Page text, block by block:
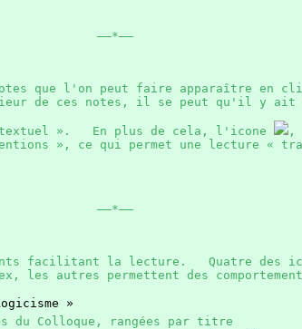
——*——
que l'on peut faire apparaître en
de ces notes, il se peut qu'il y ait
». En plus de cela, l'icone
,
», ce qui permet une lecture «
——*——
facilitant la lecture. Quatre des
les autres permettent des
»
du Colloque, rangées par titre